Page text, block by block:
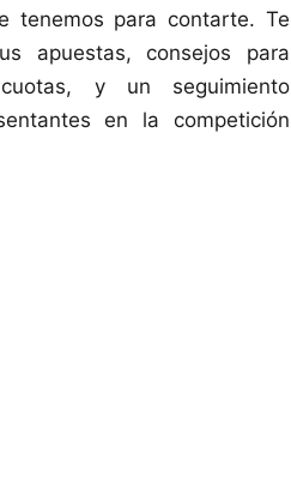
tenemos para contarte. Te
apuestas, consejos para
y un seguimiento
en la competición